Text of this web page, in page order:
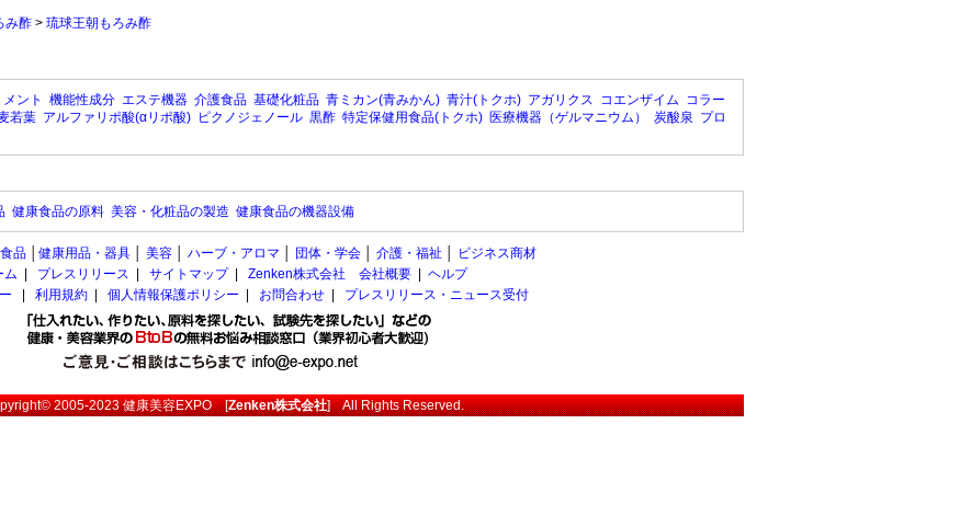
み酢 > 琉球王朝もろみ酢
ント 機能性成分 エステ機器 介護食品 基礎化粧品 青ミカン(青みかん) 青汁(トクホ) アガリクス コエンザイム コラー
若葉 アルファリポ酸(αリポ酸) ピクノジェノール 黒酢 特定保健用食品(トクホ) 医療機器（ゲルマニウム） 炭酸泉 プロ
健康食品の原料 美容・化粧品の製造 健康食品の機器設備
品 健康用品・器具 美容 ハーブ・アロマ 団体・学会 介護・福祉
ビジネス商材
ム
プレスリリース サイトマップ| Zenken株式会社 会社概要
ヘルプ
利用規約 個人情報保護ポリシー お問合わせ プレスリリース・ニュース受付
2005-2023健康美容EXPO[Zenken株式会社] All Rights Reserved.